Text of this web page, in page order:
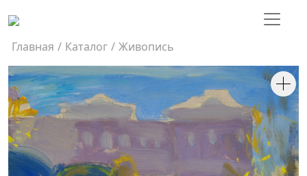
Главная / Каталог / Живопись